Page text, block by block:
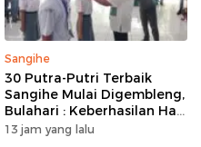
Sangihe
30 Putra-Putri Terbaik
Sangihe Mulai Digembleng,
Bulahari : Keberhasilan Hari
Ini Bukan Garis Akhir Tapi
13 jam yang lalu